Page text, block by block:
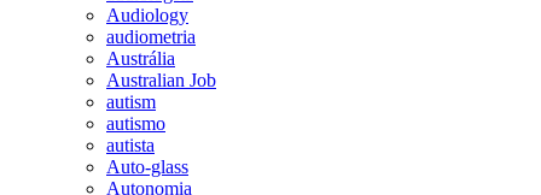
Audiology
audiometria
Austrália
Australian Job
autism
autismo
autista
Auto-glass
Autonomia